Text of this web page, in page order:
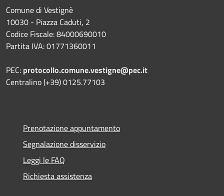
Comune di Vestignè
10030 - Piazza Caduti, 2
Codice Fiscale: 84000690010
Partita IVA: 01771360011
PEC: protocollo.comune.vestigne@pec.it
Centralino (+39) 0125.77103
Prenotazione appuntamento
Segnalazione disservizio
Leggi le FAQ
Richiesta assistenza